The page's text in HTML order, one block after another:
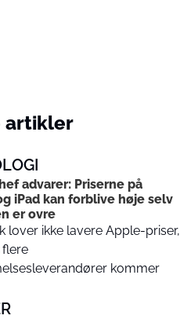
artikler
advarer: Priserne på
iPad kan forblive høje selv
er ovre
lover ikke lavere Apple-priser,
flere
kommer